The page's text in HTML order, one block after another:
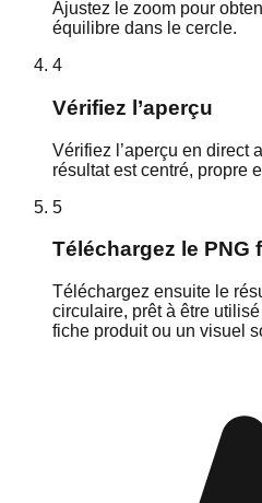
Ajustez le zoom pour
équilibre dans le cercle.
4
Vérifiez l’aperçu
Vérifiez l’aperçu en direct
résultat est centré, propre
5
Téléchargez le PNG
Téléchargez ensuite le
circulaire, prêt à être
fiche produit ou un visuel